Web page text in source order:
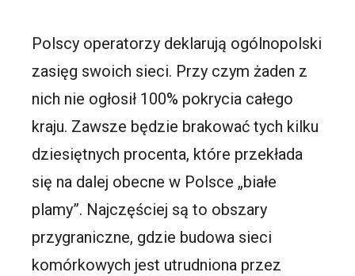
Polscy operatorzy deklarują ogólnopolski
zasięg swoich sieci. Przy czym żaden z
nich nie ogłosił 100% pokrycia całego
kraju. Zawsze będzie brakować tych kilku
dziesiętnych procenta, które przekłada
się na dalej obecne w Polsce „białe
plamy”. Najczęściej są to obszary
przygraniczne, gdzie budowa sieci
komórkowych jest utrudniona przez